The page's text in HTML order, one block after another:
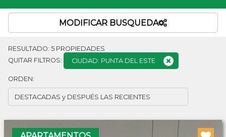
MODIFICAR BUSQUEDA
RESULTADO: 5 PROPIEDADES
QUITAR FILTROS:
CIUDAD: PUNTA DEL ESTE
ORDEN: